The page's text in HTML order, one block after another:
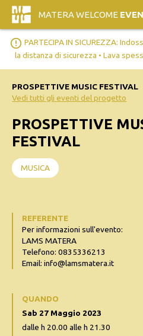
MATERA WELCOME
error_outline PARTECIPA IN SICUREZZA:
la distanza di sicurezza • Lava
PROSPETTIVE MUSIC FESTIVAL
Vedi tutti gli eventi del progetto
PROSPETTIVE
FESTIVAL
MUSICA
REFERENTE
Per informazioni sull'evento:
LAMS MATERA
Telefono: 0835336213
Email: info@lamsmatera.it
QUANDO
Sab 27 Maggio 2023
dalle h 20.00 alle h 21.30